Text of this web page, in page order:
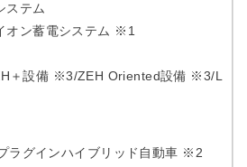
ステム
オン蓄電システム ※1
＋設備 ※3/ZEH Oriented設備 ※3/L
ラグインハイブリッド自動車 ※2